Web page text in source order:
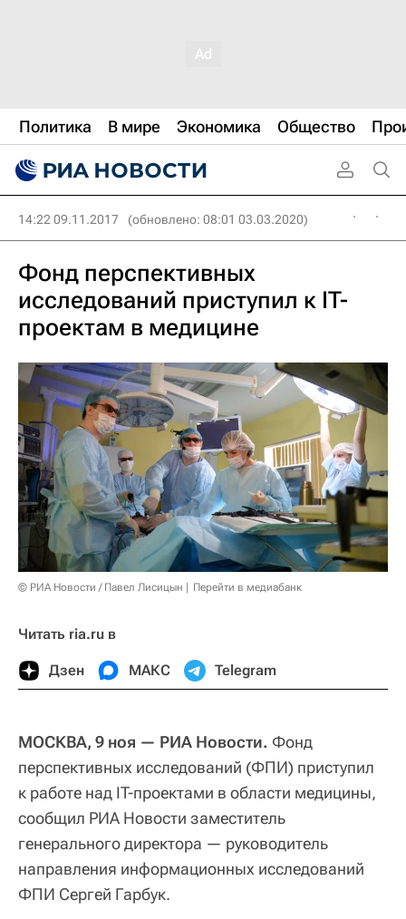
Политика В мире Экономика Общество
14:22 09.11.2017 (обновлено: 08:01 03.03.2020)
Фонд перспективных
исследований приступил к IT-
проектам в медицине
© РИА Новости / Павел Лисицын Перейти в медиабанк
Читать ria.ru в
Дзен МАКС Telegram
МОСКВА, 9 ноя — РИА Новости. Фонд
перспективных исследований (ФПИ) приступил
к работе над IT-проектами в области медицины,
сообщил РИА Новости заместитель
генерального директора — руководитель
направления информационных исследований
ФПИ Сергей Гарбук.